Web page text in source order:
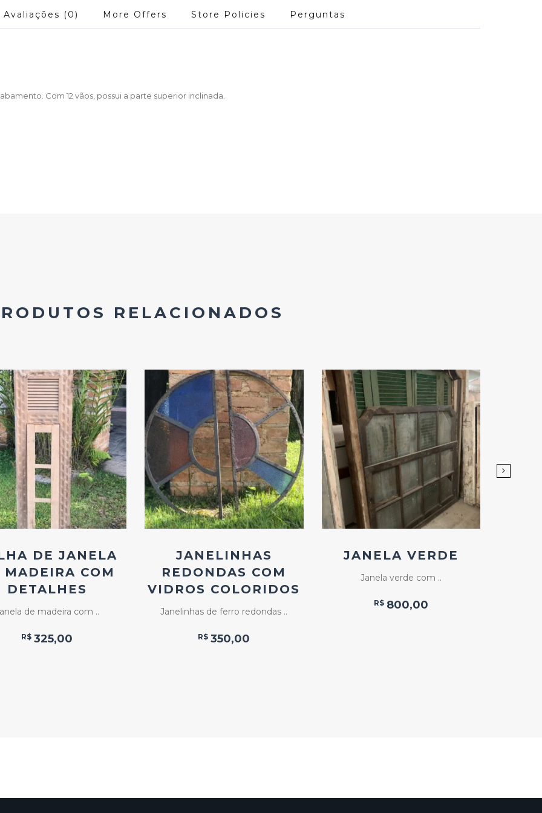
Avaliações (0) More Offers Store Policies Perguntas
Com 12 vãos, possui a parte superior inclinada.
RELACIONADOS
Add
ao
Favoritos
DE JANELA
MADEIRA COM
DETALHES
de madeira com ..
R$ 325,00
Add
ao
Favoritos
JANELINHAS
REDONDAS COM
VIDROS COLORIDOS
Janelinhas de ferro redondas ..
R$ 350,00
Add
ao
Favoritos
JANELA VERDE
Janela verde com ..
R$ 800,00